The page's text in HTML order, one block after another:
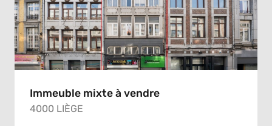
Immeuble mixte à vendre
4000 LIÈGE